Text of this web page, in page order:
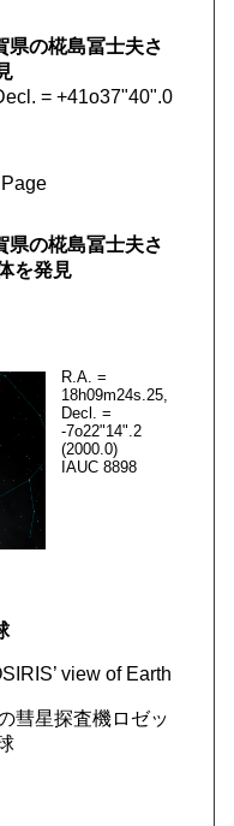
県の椛島冨士夫さ
= +41o37"40".0
県の椛島冨士夫さ
を発見
R.A. =
18h09m24s.25,
Decl. =
-7o22"14".2
(2000.0)
IAUC 8898
view of Earth
彗星探査機ロゼッ